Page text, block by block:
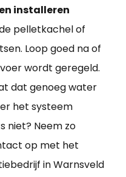
installeren
pelletkachel of
Loop goed na of
wordt geregeld.
dat genoeg water
het systeem
niet? Neem zo
op met het
in Warnsveld